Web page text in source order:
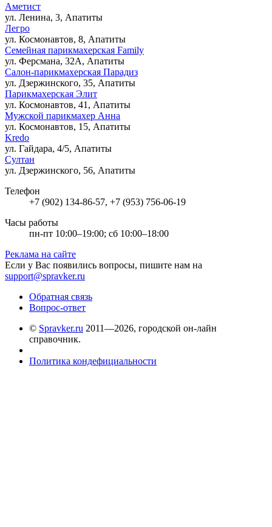
Аметист
ул. Ленина, 3, Апатиты
Легро
ул. Космонавтов, 8, Апатиты
Семейная парикмахерская Family
ул. Ферсмана, 32А, Апатиты
Салон-парикмахерская Парадиз
ул. Дзержинского, 35, Апатиты
Парикмахерская Элит
ул. Космонавтов, 41, Апатиты
Мужской парикмахер Анна
ул. Космонавтов, 15, Апатиты
Kredo
ул. Гайдара, 4/5, Апатиты
Султан
ул. Дзержинского, 56, Апатиты
Телефон
+7 (902) 134-86-57, +7 (953) 756-06-19
Часы работы
пн-пт 10:00–19:00; сб 10:00–18:00
Реклама на сайте
Если у Вас появились вопросы, пишите нам на
support@spravker.ru
Обратная связь
Вопрос-ответ
© Spravker.ru 2011—2026, городской он-лайн
справочник.
Политика кондефициальности